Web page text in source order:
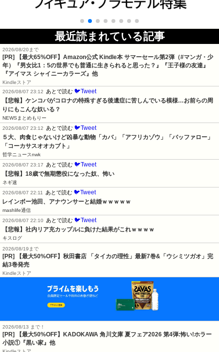
最近読まれている記事
2026/08/20まで
[PR]
【最大65%OFF】Amazon公式 Kindle本 サマーセール第2弾（#マンガ・少
年）『男女比1：5の世界でも普通に生きられると思った？』『王子様の友達』
『アイマス シャイニーカラーズ』他
Kindleストア
2026/08/07 23:12
あとで読む 🐦Tweet
【悲報】ケンコバがコロナの特殊すぎる後遺症に苦しんでいる模様…お前らの周
りにもこんな奴いる？
NEWSまとめもりー
2026/08/07 23:12
あとで読む 🐦Tweet
５大、肉食じゃないけど凶暴な動物「カバ」「アフリカゾウ」「バッファロー」
「コーカサスオオカブト」
哲学ニュースnwk
2026/08/07 23:17
あとで読む 🐦Tweet
【悲報】18歳で無期懲役になった奴、怖い
ネギ速
2026/08/07 22:11
あとで読む 🐦Tweet
レインボー池田、アナウンサーと結婚ｗｗｗｗｗ
mashlife通信
2026/08/07 22:10
あとで読む 🐦Tweet
【悲報】社内リア充カップルに負けた結果がこれｗｗｗｗ
キスログ
2026/08/19まで
[PR] 【最大50%OFF】秋田書店 「タイカの理性」最新7巻&「ウシミツガオ」完
結3巻発売
Kindleストア
2026/08/13 まで！
[PR] 【最大50%OFF】KADOKAWA 角川文庫 夏フェア2026 第4弾:怖い!ホラー
小説①『黒い家』他